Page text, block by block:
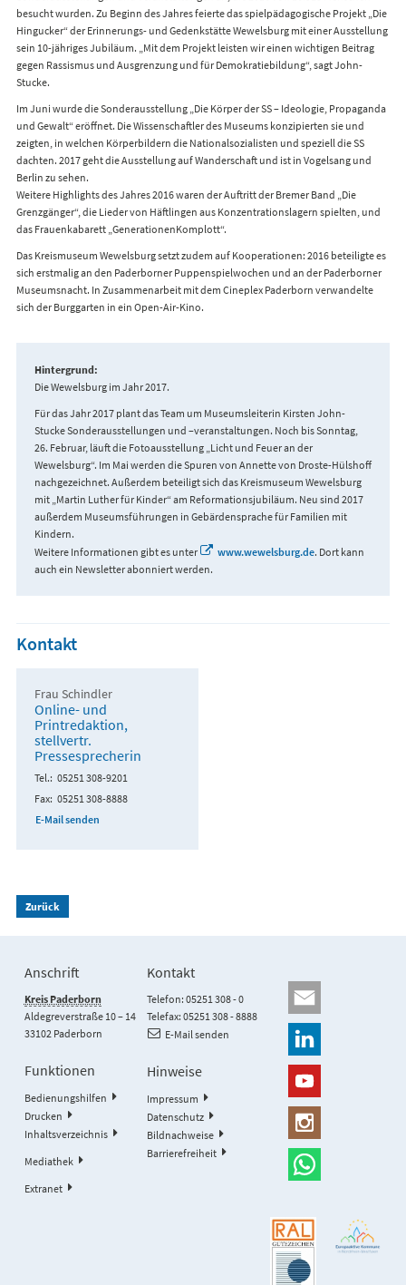
besucht wurden. Zu Beginn des Jahres feierte das spielpädagogische Projekt „Die
Hingucker“ der Erinnerungs- und Gedenkstätte Wewelsburg mit einer Ausstellung
sein 10-jähriges Jubiläum. „Mit dem Projekt leisten wir einen wichtigen Beitrag
gegen Rassismus und Ausgrenzung und für Demokratiebildung“, sagt John-
Stucke.
Im Juni wurde die Sonderausstellung „Die Körper der SS – Ideologie, Propaganda
und Gewalt“ eröffnet. Die Wissenschaftler des Museums konzipierten sie und
zeigten, in welchen Körperbildern die Nationalsozialisten und speziell die SS
dachten. 2017 geht die Ausstellung auf Wanderschaft und ist in Vogelsang und
Berlin zu sehen.
Weitere Highlights des Jahres 2016 waren der Auftritt der Bremer Band „Die
Grenzgänger“, die Lieder von Häftlingen aus Konzentrationslagern spielten, und
das Frauenkabarett „GenerationenKomplott“.
Das Kreismuseum Wewelsburg setzt zudem auf Kooperationen: 2016 beteiligte es
sich erstmalig an den Paderborner Puppenspielwochen und an der Paderborner
Museumsnacht. In Zusammenarbeit mit dem Cineplex Paderborn verwandelte
sich der Burggarten in ein Open-Air-Kino.
Hintergrund:
Die Wewelsburg im Jahr 2017.
Für das Jahr 2017 plant das Team um Museumsleiterin Kirsten John-
Stucke Sonderausstellungen und –veranstaltungen. Noch bis Sonntag,
26. Februar, läuft die Fotoausstellung „Licht und Feuer an der
Wewelsburg“. Im Mai werden die Spuren von Annette von Droste-Hülshoff
nachgezeichnet. Außerdem beteiligt sich das Kreismuseum Wewelsburg
mit „Martin Luther für Kinder“ am Reformationsjubiläum. Neu sind 2017
außerdem Museumsführungen in Gebärdensprache für Familien mit
Kindern.
Weitere Informationen gibt es unter
www.wewelsburg.de. Dort kann
auch ein Newsletter abonniert werden.
Kontakt
Frau Schindler
Online- und
Printredaktion,
stellvertr.
Pressesprecherin
Tel. 05251 308-9201
Fax 05251 308-8888
E-Mail senden
Zurück
Anschrift
Kreis Paderborn
Aldegreverstraße 10 – 14
33102 Paderborn
Kontakt
Telefon: 05251 308 - 0
Telefax: 05251 308 - 8888
E-Mail senden
Funktionen
Bedienungshilfen
Drucken
Inhaltsverzeichnis
Mediathek
Extranet
Hinweise
Impressum
Datenschutz
Bildnachweise
Barrierefreiheit